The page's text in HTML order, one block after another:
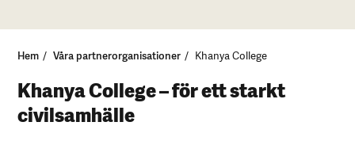
Hem Våra partnerorganisationer Khanya College
Khanya College – för ett starkt
civilsamhälle